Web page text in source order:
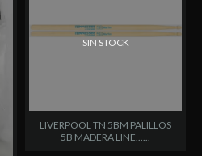
SIN STOCK
LIVERPOOL TN 5BM PALILLOS
5B MADERA LINE......